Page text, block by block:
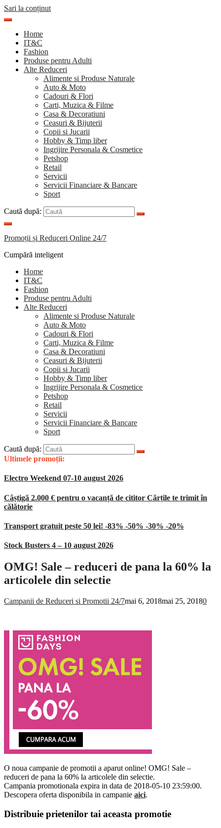
Sari la conținut
Home
IT&C
Fashion
Produse pentru Adulti
Alte Reduceri
Alimente si Produse Naturale
Auto & Moto
Cadouri & Flori
Carti, Muzica & Filme
Casa & Decoratiuni
Ceasuri & Bijuterii
Copii si Jucarii
Hobby & Timp liber
Ingrijire Personala & Cosmetice
Petshop
Retail
Servicii
Servicii Financiare & Bancare
Sport
Caută după:
Promoții și Reduceri Online 24/7
Cumpără inteligent
Home
IT&C
Fashion
Produse pentru Adulti
Alte Reduceri
Alimente si Produse Naturale
Auto & Moto
Cadouri & Flori
Carti, Muzica & Filme
Casa & Decoratiuni
Ceasuri & Bijuterii
Copii si Jucarii
Hobby & Timp liber
Ingrijire Personala & Cosmetice
Petshop
Retail
Servicii
Servicii Financiare & Bancare
Sport
Caută după:
Ultimele promoții:
Electro Weekend 07-10 august 2026
Câștigă 2.000 € pentru o vacanță de cititor Cărțile te trimit în
călătorie
Transport gratuit peste 50 lei! -83% -50% -30% -20%
Stock Busters 4 – 10 august 2026
OMG! Sale – reduceri de pana la 60% la
articolele din selectie
Campanii de Reduceri si Promotii 24/7mai 6, 2018mai 25, 20180
O noua campanie de promotii a aparut online! OMG! Sale –
reduceri de pana la 60% la articolele din selectie.
Campania promotionala expira in data de 2018-05-10 23:59:00.
Descopera oferta disponibila in campanie aici.
Distribuie prietenilor tai aceasta promotie